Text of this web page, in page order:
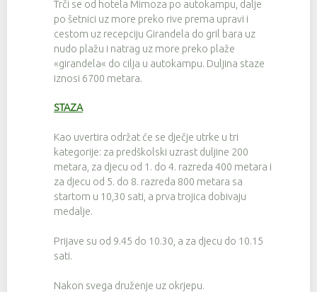
Trči se od hotela Mimoza po autokampu, dalje
po šetnici uz more preko rive prema upravi i
cestom uz recepciju Girandela do gril bara uz
nudo plažu i natrag uz more preko plaže
«girandela« do cilja u autokampu. Duljina staze
iznosi 6700 metara.
STAZA
Kao uvertira održat će se dječje utrke u tri
kategorije: za predškolski uzrast duljine 200
metara, za djecu od 1. do 4. razreda 400 metara i
za djecu od 5. do 8. razreda 800 metara sa
startom u 10,30 sati, a prva trojica dobivaju
medalje.
Prijave su od 9.45 do 10.30, a za djecu do 10.15
sati.
Nakon svega druženje uz okrjepu.